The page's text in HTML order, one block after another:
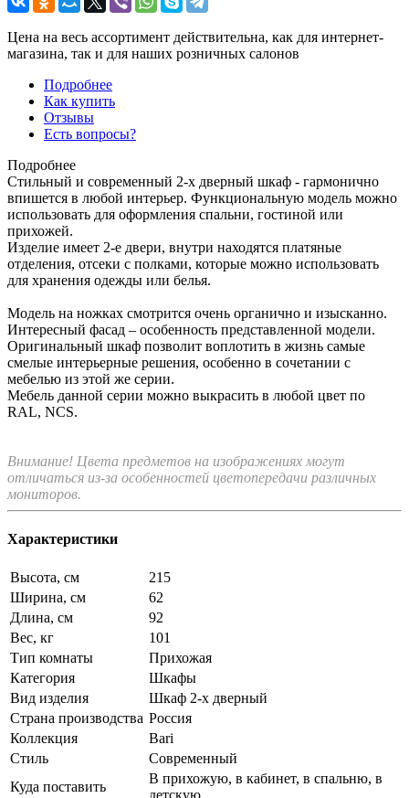
Цена на весь ассортимент действительна, как для интернет-
магазина, так и для наших розничных салонов
Подробнее
Как купить
Отзывы
Есть вопросы?
Подробнее
Стильный и современный 2-х дверный шкаф - гармонично
впишется в любой интерьер. Функциональную модель можно
использовать для оформления спальни, гостиной или
прихожей.
Изделие имеет 2-е двери, внутри находятся платяные
отделения, отсеки с полками, которые можно использовать
для хранения одежды или белья.
Модель на ножках смотрится очень органично и изысканно.
Интересный фасад – особенность представленной модели.
Оригинальный шкаф позволит воплотить в жизнь самые
смелые интерьерные решения, особенно в сочетании с
мебелью из этой же серии.
Мебель данной серии можно выкрасить в любой цвет по
RAL, NCS.
Внимание! Цвета предметов на изображениях могут
отличаться из-за особенностей цветопередачи различных
мониторов.
Характеристики
Высота, см
215
Ширина, см
62
Длина, см
92
Вес, кг
101
Тип комнаты
Прихожая
Категория
Шкафы
Вид изделия
Шкаф 2-х дверный
Страна производства Россия
Коллекция
Bari
Стиль
Современный
Куда поставить
В прихожую, в кабинет, в спальню, в